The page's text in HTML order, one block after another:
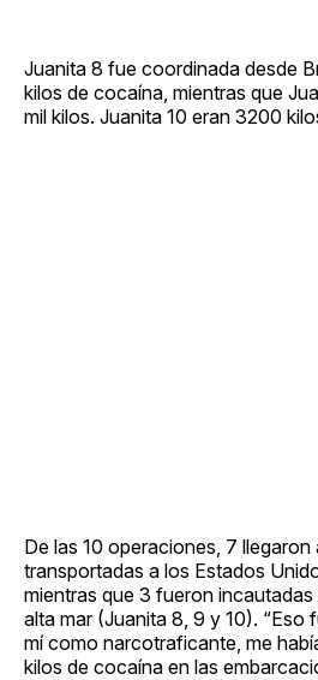
Juanita 8 fue coordinada desde
kilos de cocaína, mientras que
mil kilos. Juanita 10 eran 3200
De las 10 operaciones, 7
transportadas a los Estados
mientras que 3 fueron
alta mar (Juanita 8, 9 y 10). “Eso
mí como narcotraficante, me
kilos de cocaína en las